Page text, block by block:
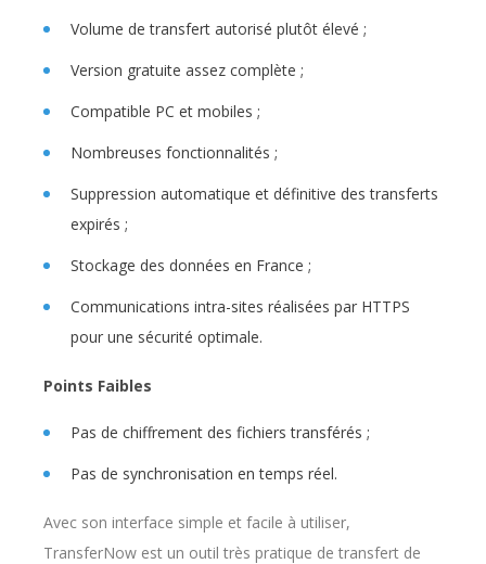
Volume de transfert autorisé plutôt élevé ;
Version gratuite assez complète ;
Compatible PC et mobiles ;
Nombreuses fonctionnalités ;
Suppression automatique et définitive des transferts
expirés ;
Stockage des données en France ;
Communications intra-sites réalisées par HTTPS
pour une sécurité optimale.
Points Faibles
Pas de chiffrement des fichiers transférés ;
Pas de synchronisation en temps réel.
Avec son interface simple et facile à utiliser,
TransferNow est un outil très pratique de transfert de